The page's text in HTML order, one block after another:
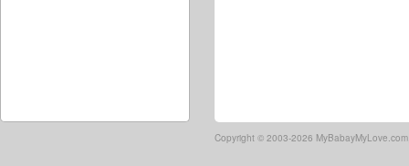
Copyright © 2003-2026